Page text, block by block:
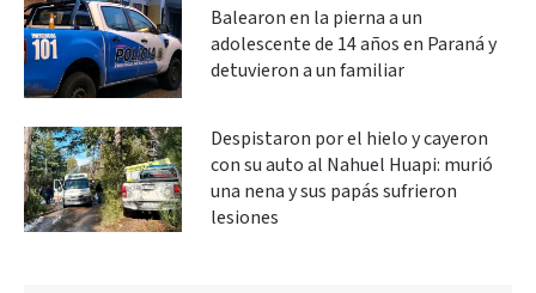
Balearon en la pierna a un
adolescente de 14 años en Paraná y
detuvieron a un familiar
Despistaron por el hielo y cayeron
con su auto al Nahuel Huapi: murió
una nena y sus papás sufrieron
lesiones